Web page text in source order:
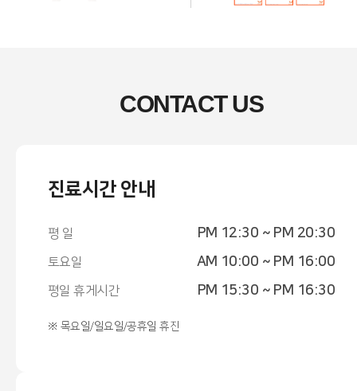
CONTACT US
진료시간 안내
평 일 PM 12:30 ~ PM 20:30
토요일 AM 10:00 ~ PM 16:00
평일 휴게시간 PM 15:30 ~ PM 16:30
※ 목요일/일요일/공휴일 휴진